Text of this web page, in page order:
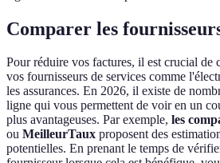
Comparer les
Pour réduire vos factures, il est crucial de
vos fournisseurs de services comme
les assurances. En 2026, il existe de
ligne qui vous permettent de voir en un
plus avantageuses. Par exemple, les
ou MeilleurTaux proposent des
potentielles. En prenant le temps de